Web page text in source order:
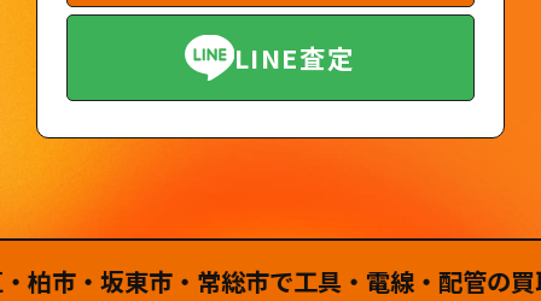
LINE査定
坂東市・常総市で工具・電線・配管の買取は